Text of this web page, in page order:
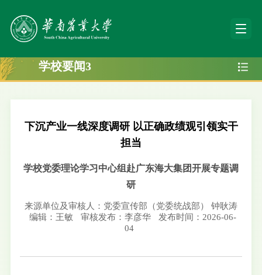
学校要闻3
下沉产业一线深度调研 以正确政绩观引领实干
担当
学校党委理论学习中心组赴广东海大集团开展专题调
研
来源单位及审核人：党委宣传部（党委统战部） 钟耿涛
编辑：王敏
审核发布：李彦华
发布时间：2026-06-
04